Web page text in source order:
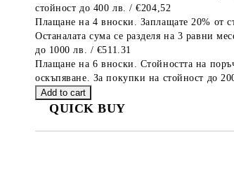
стойност до 400 лв. / €204,52
Плащане на 4 вноски. Заплащате 20% от
Останалата сума се разделя на 3 равни
до 1000 лв. / €511.31
Плащане на 6 вноски. Стойността на
оскъпяване. За покупки на стойност до
QUICK BUY